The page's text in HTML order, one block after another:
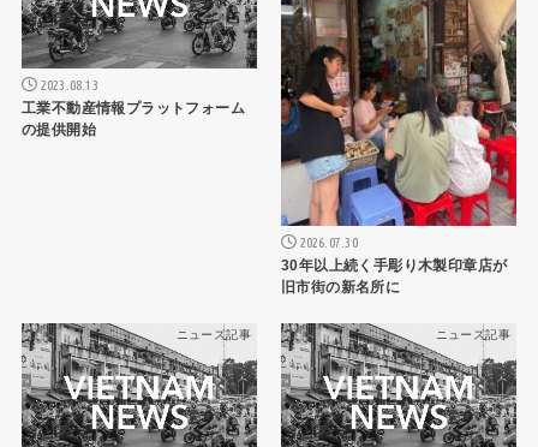
2023.08.13
工業不動産情報プラットフォーム
の提供開始
2026.07.30
30年以上続く手彫り木製印章店が
旧市街の新名所に
ニュース記事 ニュース記事